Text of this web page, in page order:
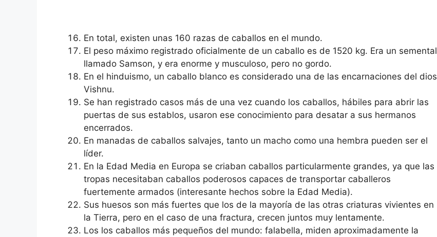
En total, existen unas 160 razas de caballos en el mundo.
El peso máximo registrado oficialmente de un caballo es de 1520 kg. Era un semental
llamado Samson, y era enorme y musculoso, pero no gordo.
En el hinduismo, un caballo blanco es considerado una de las encarnaciones del dios
Vishnu.
Se han registrado casos más de una vez cuando los caballos, hábiles para abrir las
puertas de sus establos, usaron ese conocimiento para desatar a sus hermanos
encerrados.
En manadas de caballos salvajes, tanto un macho como una hembra pueden ser el
líder.
En la Edad Media en Europa se criaban caballos particularmente grandes, ya que las
tropas necesitaban caballos poderosos capaces de transportar caballeros
fuertemente armados (interesante hechos sobre la Edad Media).
Sus huesos son más fuertes que los de la mayoría de las otras criaturas vivientes en
la Tierra, pero en el caso de una fractura, crecen juntos muy lentamente.
Los los caballos más pequeños del mundo: falabella, miden aproximadamente la